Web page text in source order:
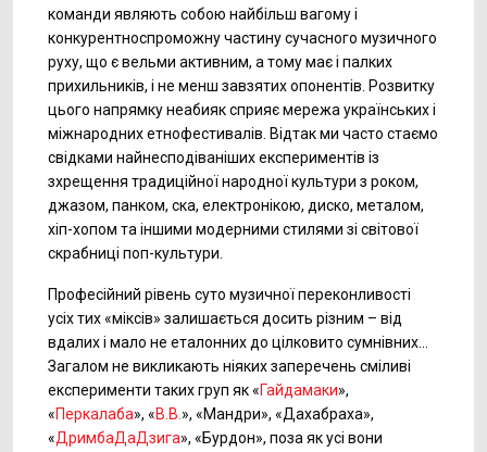
команди являють собою найбільш вагому і
конкурентноспроможну частину сучасного музичного
руху, що є вельми активним, а тому має і палких
прихильників, і не менш завзятих опонентів. Розвитку
цього напрямку неабияк сприяє мережа українських і
міжнародних етнофестивалів. Відтак ми часто стаємо
свідками найнесподіваніших експериментів із
зхрещення традиційної народної культури з роком,
джазом, панком, ска, електронікою, диско, металом,
хіп-хопом та іншими модерними стилями зі світової
скрабниці поп-культури.
Професійний рівень суто музичної переконливості
усіх тих «міксів» залишається досить різним – від
вдалих і мало не еталонних до цілковито сумнівних...
Загалом не викликають ніяких заперечень сміливі
експерименти таких груп як «Гайдамаки»,
«Перкалаба», «В.В. », «Мандри», «Дахабраха»,
«ДримбаДаДзига», «Бурдон», поза як усі вони